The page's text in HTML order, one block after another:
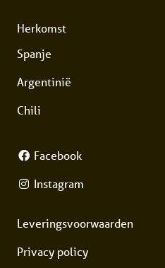
Herkomst
Spanje
Argentinië
Chili
Facebook
Instagram
Leveringsvoorwaarden
Privacy policy